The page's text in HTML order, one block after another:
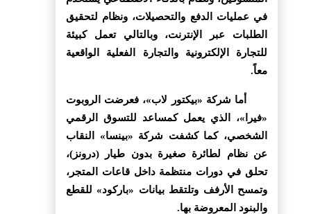
في عمليات الدفع والتحصيلات، ونظام لتحقيق
الطلبات عبر الإنترنت، وبالتالي تعمل كبيئة
للتجارة الإلكترونية والتجارة الفعلية الواقعية
معاً.
أما شركة «بيكتور لاب»، فعرضت الروبوت
«فيرا»، الذي يعمل كمساعد للتسوق الرقمي
الشخصي، كما كشفت شركة «بينسا» النقاب
عن نظام لطائرة صغيرة بدون طيار (درونز)،
تحلق في دورات منتظمة داخل قاعات المتجر،
وتمسح الأرفف وتلتقط بيانات «باركود» للقطع
والبنود المعروضة بها.